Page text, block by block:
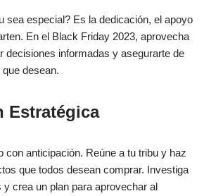
sea especial? Es la dedicación, el apoyo
En el Black Friday 2023, aprovecha
decisiones informadas y asegurarte de
desean.
Estratégica
con anticipación. Reúne a tu tribu y haz
que todos desean comprar. Investiga
y crea un plan para aprovechar al